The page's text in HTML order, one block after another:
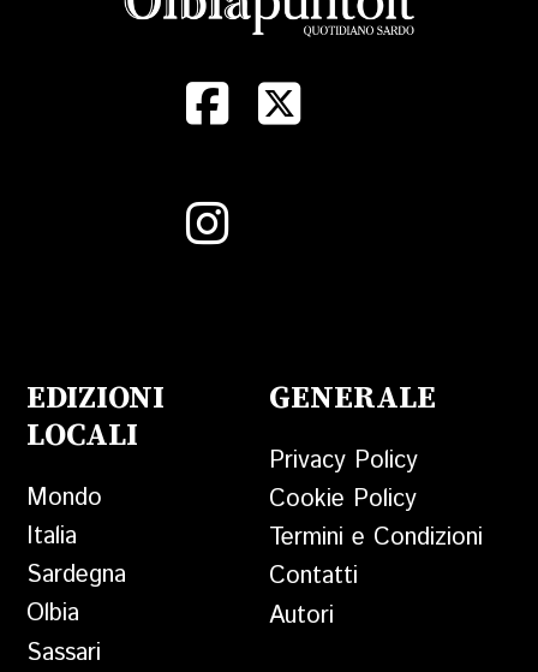
EDIZIONI
LOCALI
Mondo
Italia
Sardegna
Olbia
Sassari
GENERALE
Privacy Policy
Cookie Policy
Termini e Condizioni
Contatti
Autori